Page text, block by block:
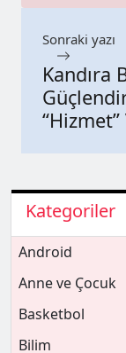
Sonraki yazı
Kandıra
Kategoriler
Android
Anne ve Çocuk
Basketbol
Bilim